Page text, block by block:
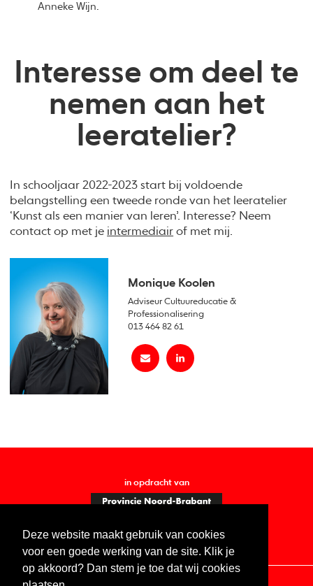
Deze website maakt gebruik van cookies
voor een goede werking van de site. Klik je
op akkoord? Dan stem je toe dat wij cookies
Anneke Wijn.
Interesse om deel te
nemen aan het
leeratelier?
In schooljaar 2022-2023 start bij voldoende
belangstelling een tweede ronde van het leeratelier
‘Kunst als een manier van leren’. Interesse? Neem
contact op met je intermediair of met mij.
Monique Koolen
Adviseur Cultuureducatie &
Professionalisering
013 464 82 61
in opdracht van